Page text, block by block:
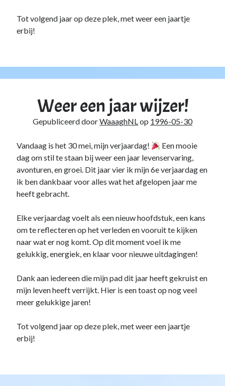
VMware(1)
VR(1)
Fan van:
Backblaze
Tot volgend jaar op deze plek, met weer een jaartje
erbij!
Weer een jaar wijzer!
Gepubliceerd doorWaaaghNLop 1996-05-30
Vandaag is het 30 mei, mijn verjaardag!
Een mooie
dag om stil te staan bij weer een jaar levenservaring,
avonturen, en groei. Dit jaar vier ik mijn 6e verjaardag en
ik ben dankbaar voor alles wat het afgelopen jaar me
heeft gebracht.
Elke verjaardag voelt als een nieuw hoofdstuk, een kans
om te reflecteren op het verleden en vooruit te kijken
naar wat er nog komt. Op dit moment voel ik me
gelukkig, energiek, en klaar voor nieuwe uitdagingen!
Dank aan iedereen die mijn pad dit jaar heeft gekruist en
mijn leven heeft verrijkt. Hier is een toast op nog veel
meer gelukkige jaren!
Tot volgend jaar op deze plek, met weer een jaartje
erbij!